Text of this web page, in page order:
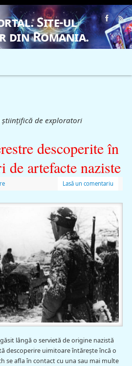
Site-ul
Romania.
VRAJITOARE
științifică de exploratori
descoperite în
de artefacte naziste
Lasă un comentariu
lângă o servietă de origine nazistă
descoperire uimitoare întăreşte încă o
se afla în contact cu una sau mai multe